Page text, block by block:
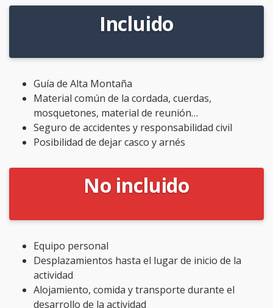
Incluido
Guía de Alta Montaña
Material común de la cordada, cuerdas,
mosquetones, material de reunión…
Seguro de accidentes y responsabilidad civil
Posibilidad de dejar casco y arnés
No incluido
Equipo personal
Desplazamientos hasta el lugar de inicio de la
actividad
Alojamiento, comida y transporte durante el
desarrollo de la actividad